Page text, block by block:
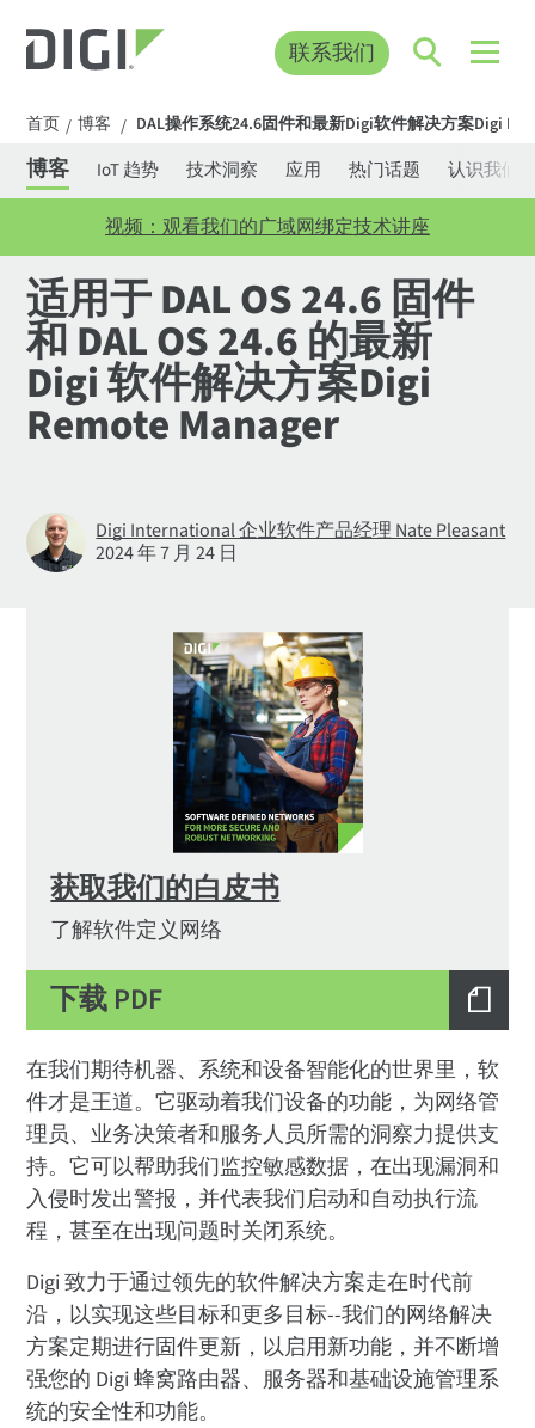
联系我们
首页 / 博客 / DAL操作系统24.6固件和最新Digi软件解决方案Digi
博客 IoT 趋势 技术洞察 应用 热门话题 认识我们
视频：观看我们的广域网绑定技术讲座
适用于 DAL OS 24.6 固件
和 DAL OS 24.6 的最新
Digi 软件解决方案Digi
Remote Manager
Digi International 企业软件产品经理 Nate Pleasant
2024 年 7 月 24 日
获取我们的白皮书
了解软件定义网络
下载 PDF
在我们期待机器、系统和设备智能化的世界里，软
件才是王道。它驱动着我们设备的功能，为网络管
理员、业务决策者和服务人员所需的洞察力提供支
持。它可以帮助我们监控敏感数据，在出现漏洞和
入侵时发出警报，并代表我们启动和自动执行流
程，甚至在出现问题时关闭系统。
Digi 致力于通过领先的软件解决方案走在时代前
沿，以实现这些目标和更多目标--我们的网络解决
方案定期进行固件更新，以启用新功能，并不断增
强您的 Digi 蜂窝路由器、服务器和基础设施管理系
统的安全性和功能。